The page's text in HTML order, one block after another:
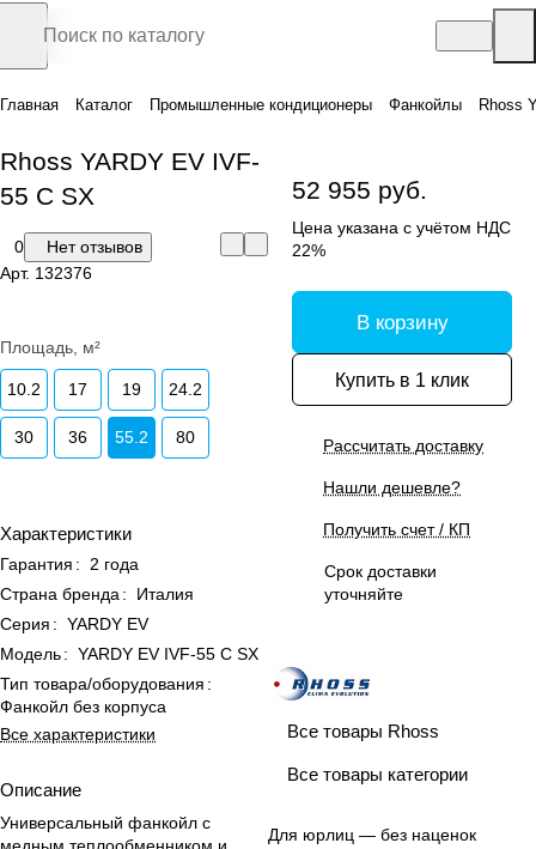
Главная Каталог Промышленные кондиционеры Фанкойлы Rhoss
Rhoss YARDY EV IVF-
55 C SX
0
Нет отзывов
Арт. 132376
Площадь, м²
10.2 17 19 24.2
30 36 55.2 80
Характеристики
Гарантия :
2 года
Страна бренда :
Италия
Серия : YARDY EV
Модель: YARDY EV IVF-55 C SX
Тип товара/оборудования :
Фанкойл без корпуса
Все характеристики
Описание
Универсальный фанкойл с
52 955 руб.
Цена указана с учётом НДС
22%
В корзину
Купить в 1 клик
Рассчитать доставку
Нашли дешевле?
Получить счет / КП
Срок доставки
уточняйте
Все товары Rhoss
Все товары категории
Для юрлиц — без наценок